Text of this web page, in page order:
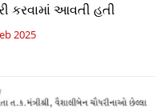
કરવામાં આવતી હતી
2025